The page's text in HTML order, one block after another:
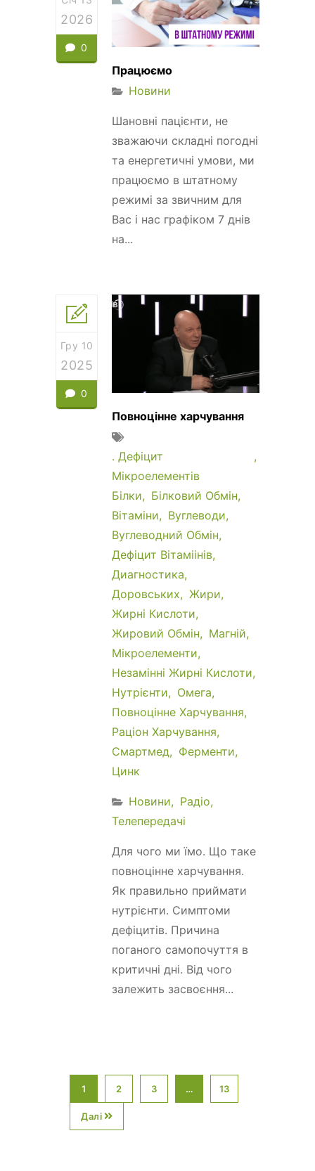
2026
0
Працюємо
Новини
Шановні пацієнти, не
зважаючи складні погодні
та енергетичні умови, ми
працюємо в штатному
режимі за звичним для
Вас і нас графіком 7 днів
на...
Гру 10
2025
0
Повноцінне харчування
. Дефіцит
Мікроелементів
Білки
Білковий Обмін
Вітаміни
Вуглеводи
Вуглеводний Обмін
Дефіцит Вітаміінів
Диагностика
Доровських
Жири
Жирні Кислоти
Жировий Обмін
Магній
Мікроелементи
Незамінні Жирні Кислоти
Нутрієнти
Омега
Повноцінне Харчування
Раціон Харчування
Смартмед
Ферменти
Цинк
Новини
Радіо
Телепередачі
Для чого ми їмо. Що таке
повноцінне харчування.
Як правильно приймати
нутрієнти. Симптоми
дефіцитів. Причина
поганого самопочуття в
критичні дні. Від чого
залежить засвоєння...
1 2 3 … 13
Далі